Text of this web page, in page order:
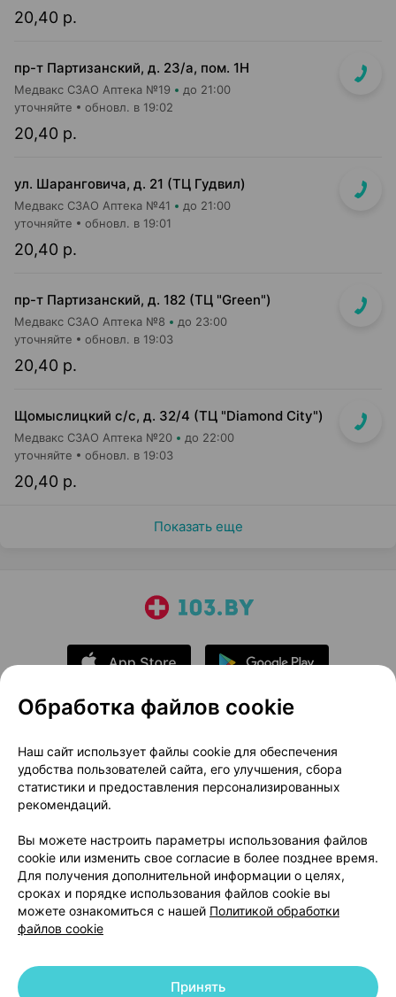
20,40 р.
пр-т Партизанский, д. 23/а, пом. 1Н
Медвакс СЗАО Аптека №19 до 21:00
20,40 р.
уточняйте обновл. в 19:02
ул. Шаранговича, д. 21 (ТЦ Гудвил)
Медвакс СЗАО Аптека №41 до 21:00
20,40 р.
уточняйте обновл. в 19:01
пр-т Партизанский, д. 182 (ТЦ "Green")
Медвакс СЗАО Аптека №8 до 23:00
20,40 р.
уточняйте обновл. в 19:03
Щомыслицкий с/с, д. 32/4 (ТЦ "Diamond City")
Медвакс СЗАО Аптека №20 до 22:00
20,40 р.
уточняйте обновл. в 19:03
Показать еще
О проекте
Новости проекта
Размещение рекламы
Медицинский маркетинг
Публичный договор
Доставка
Способы оплаты
Вакансии
Партнеры
Написать руководителю 103.by
Написать в поддержку
Персональные настройки Cookie
Обработка файлов cookie
Наш сайт использует файлы cookie для обеспечения
удобства пользователей сайта, его улучшения, сбора
статистики и предоставления персонализированных
рекомендаций.
Вы можете настроить параметры использования файлов
cookie или изменить свое согласие в более позднее время.
Для получения дополнительной информации о целях,
сроках и порядке использования файлов cookie вы
можете ознакомиться с нашей Политикой обработки
файлов cookie
Принять